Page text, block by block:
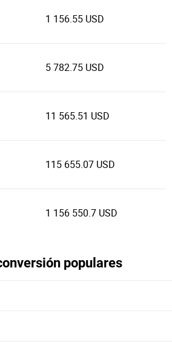
1 156.55 USD
5 782.75 USD
11 565.51 USD
115 655.07 USD
1 156 550.7 USD
populares